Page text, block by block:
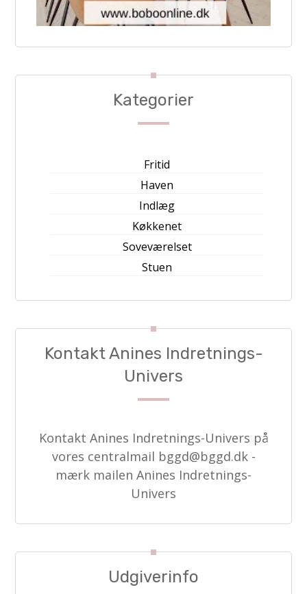
Kategorier
Fritid
Haven
Indlæg
Køkkenet
Soveværelset
Stuen
Kontakt Anines Indretnings-
Univers
Kontakt Anines Indretnings-Univers på
vores centralmail bggd@bggd.dk-
mærk mailen Anines Indretnings-
Univers
Udgiverinfo